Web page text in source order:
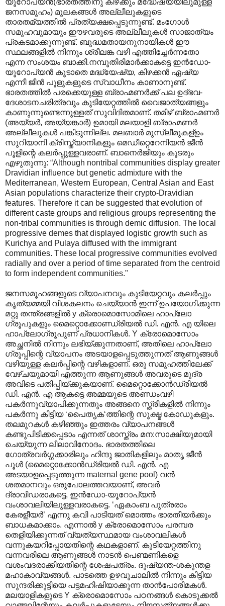
ജനസമൂഹം) മൂലകങ്ങള്‍ അല്ലീലുകളുടെ
താരതമ്യത്തില്‍ പ്രത്യക്ഷപ്പെടുന്നുണ്ട്. മംഗോള്‍
സമൂഹവുമായും ഈഴവരുടെ അല്ലീലുകള്‍ സാജാത്യം
പ്രകടമാക്കുന്നുണ്ട്. ബുദ്ധമതായനുനായികള്‍ ഈ
സ്ഥലങ്ങളില്‍ നിന്നും ശ്രീലങ്ക വഴി എത്തിച്ചേര്‍ന്നതോ
എന്ന സംശയം ബാക്കി.നമ്പൂതിരിമാര്‍ക്കാകട്ടെ ഇന്‍ഡോ-
യൂറോപ്യന്‍ കൂടാതെ മദ്ധ്യേഷ്യ, കിഴക്കന്‍ ഏഷ്യ
എന്നീ ജീന്‍ പൂളുകളുടെ സ്വാധീനം‍ കാണാനുണ്ട്.
ഭാരതത്തില്‍ പരക്കെയുള്ള ബ്രാഹ്മണര്‍ക്ക് പല ഉദ്ഭവ-
ദേശാടനചരിത്രവും കുടിയേറ്റത്തില്‍ വൈജാത്യങ്ങളും
കാണുന്നുണ്ടെന്നുള്ളത് സുവിദിതമാണ്. തമിഴ് ബ്രാഹ്മണര്‍
(അയ്യര്‍, അയ്യങ്കാര്‍) ഉമായി മലയാളി ബ്രാഹ്മണര്‍
അല്ലീലുകള്‍ പങ്കിടുന്നില്ല. മലബാര്‍ മുസ്ലീമുകള്ഉം
സുറിയാനി ക്രിസ്ത്യാനികളും മെഡീറ്റെറേനിയന്‍ ജീന്‍
പൂളിന്റെ കലര്‍പ്പുള്ളവരാണ്. ബാനെര്‍ജിയും കൂടരും
എഴുതുന്നു: “Although nontribal communities display greater
Dravidian influence but genetic admixture with the
Mediterranean, Western European, Central Asian and East
Asian populations characterize their crypto-Dravidian
features. Therefore it can be suggested that evolution of
different caste groups and religious groups representing the
non-tribal communities is through demic diffusion. The local
progressive demes that displayed logistic growth such as
Kurichya and Pulaya diffused with the immigrant
communities. These local progressive communities evolved
radially and over a period of time separated from the centroid
to form independent communities."
ജനസമൂഹങ്ങളുടെ വ്യാപനവും കുടിയേറ്റവും കലര്‍പ്പും
കൃത്യമ്മയി വിശകലനം ചെയ്യാന്‍‍ ഇന്ന് ഉപയോഗിക്കുന്ന
മറ്റു തന്ത്രങ്ങളില്‍ y ക്രൊമൊസോമിലെ ഹാപ്ലോ
ഗ്രൂപുകളും മൈറ്റൊക്കോണ്ഡ്രിയല്‍ ഡി. എന്‍. എ യിലെ
ഹാപ്ലോഗ്രൂപുണ് പ്രധാനികള്‍. Y ക്രോമൊസോം
അച്ഛനില്‍ നിന്നും ലഭിയ്ക്കുന്നതാണ്, അതിലെ ഹാപ്ലോ
ഗ്രൂപ്പിന്റെ വ്യാപനം അടയാളപ്പെടുത്തുന്നത് ആണുങ്ങള്‍
വഴിയുള്ള കലര്‍പ്പിന്റെ വഴികളാണ്. ഒരു സമൂഹത്തിലേക്ക്
വേഴ്ചയുമായി എത്തുന്ന ആണുങ്ങള്‍ അവരുടെ മുദ്ര
അവിടെ പതിപ്പിയ്ക്കുകയാണ്. മൈറ്റൊക്കോന്‍ഡ്രിയല്‍
ഡി. എന്‍. എ ആകട്ടെ അമ്മയുടെ അണ്ഡംവഴി
പകര്‍ന്നുവ്യാപിക്കുന്നതും അങ്ങനെ സ്ത്രീകളില്‍ നിന്നും
പകര്‍ന്നു കിട്ടിയ ‘പൈതൃക‘ത്തിന്റെ സൂക്ഷ്മ കോഡുകളും.
തലമുറകള്‍ കഴിഞ്ഞും ഇത്തരം വ്യാപനങ്ങള്‍
കണ്ടുപിടിക്കപ്പെടാം എന്നത് ശാസ്ത്രം മന:സാക്ഷിയുമായി
ചെയ്യുന്ന ലീലാവിനോദം. ഭാരതത്തിലെ
ഗോത്രവര്‍ഗ്ഗക്കാരിലും ഹിന്ദു ജാതികളിലും മാതൃ ജീന്‍
പൂള്‍ (മൈറ്റൊക്കോന്‍ഡ്രിയല്‍ ഡി. എന്‍. എ
അടയാളപ്പെടുത്തുന്ന maternal gene pool) വന്‍
ശതമാനവും ഒരുപോലത്തവയാണ്, അവര്‍
ദ്രാവിഡരാകട്ടെ, ഇന്‍ഡോ-യൂറോപ്യന്‍
വംശാവലിയിലുള്ളവരാകട്ടെ. ‘ഏകാംബ പുത്രരാം
കേരളീയര്‍’ എന്നു കവി പാടിയത് മൊത്തം ഭാരതീയര്‍ക്കും
ബാധകമാക്കാം. എന്നാല്‍ y ക്രോമൊസോം പരമ്പര
തെളിയിക്കുന്നത് വ്യത്യസ്ഥമായ വംശാവലികള്‍
വന്നുകയറിപ്പോയതിന്റെ കഥകളാണ്. കുടിയേറ്റത്തിനു
വന്നവരിലെ ആണുങ്ങള്‍ നാടന്‍ പെണ്മണികളെ
വശംവദരാക്കിയതിന്റെ ശേഷപത്രം. ദുഷ്യന്ത-ശകുന്തള
മഹാകാവ്യങ്ങള്‍. പാടത്തെ ഉഴവുചാലില്‍ നിന്നും കിട്ടിയ
സുന്ദരിക്കുട്ടിയെ പട്ടമഹിഷിയാക്കുന്ന താന്‍പോരിമകള്‍.
മലയാളികളുടെ Y ക്രൊമൊസോം പഠനങ്ങള്‍ കൊടുക്കല്‍